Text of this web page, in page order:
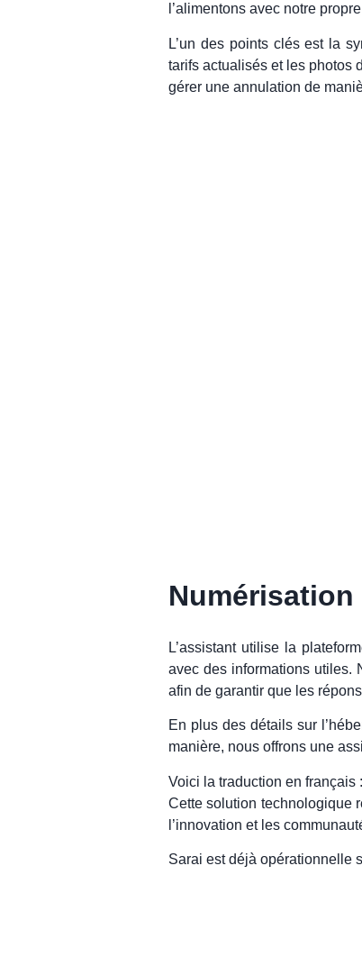
l’alimentons avec notre
L’un des points clés est la
tarifs actualisés et les photos
gérer une annulation de
L’assistant utilise la
avec des informations utiles.
afin de garantir que les
En plus des détails sur
manière, nous offrons une
Voici la traduction en français :
Cette solution technologique
l’innovation et les
Sarai est déjà opérationnelle